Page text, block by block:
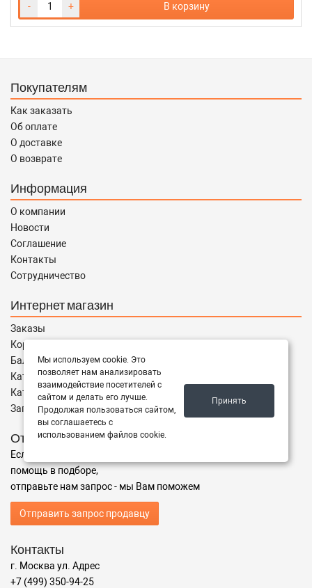
- + В корзину
Покупателям
Как заказать
Об оплате
О доставке
О возврате
Информация
О компании
Новости
Соглашение
Контакты
Сотрудничество
Интернет магазин
Заказы
Корзина
Баланс
Каталог товаров
Каталог брендов
Запчасти по Маркам
Отправить запрос
Если Вы не нашли нужные запчасти, или Вам требуется
помощь в подборе,
отправьте нам запрос - мы Вам поможем
Отправить запрос продавцу
Контакты
г. Москва ул. Адрес
+7 (499) 350-94-25
Мы используем cookie. Это
позволяет нам анализировать
взаимодействие посетителей с
сайтом и делать его лучше.
Продолжая пользоваться сайтом,
вы соглашаетесь с
использованием файлов cookie.
Принять